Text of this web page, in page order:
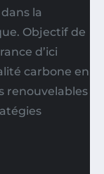
la
Objectif de
d’ici
carbone en
renouvelables